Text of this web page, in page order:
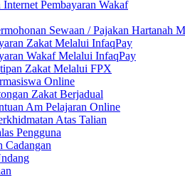
Internet Pembayaran Wakaf
Sewaan / Pajakan Hartanah
Zakat Melalui InfaqPay
Wakaf Melalui InfaqPay
Zakat Melalui FPX
Online
Zakat Berjadual
Am Pelajaran Online
Atas Talian
Pengguna
Cadangan